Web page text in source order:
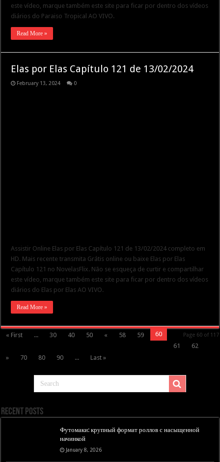
este vídeo, marque também este site para ficar por dentro dos vídeos
diários do Paraiso Tropical AO VIVO.
Read More »
Elas por Elas Capítulo 121 de 13/02/2024
February 13, 2024 0
Assistir Online Elas por Elas Capítulo 121 de 13/02/2024 completo em
HD. Mais recente transmita Grátis online ou baixe Elas por Elas
Capítulo 121 no NovelasFlix. Não se esqueça de curtir e compartilhar
este vídeo, marque também este site para ficar por dentro dos vídeos
diários do Elas por Elas AO VIVO.
Read More »
Page 60 of 117
« First ... 30 40 50 « 58 59
60
61
62
»
70 80 90 ... Last »
Recent Posts
Футомаки: крупный формат роллов с насыщенной
начинкой
January 8, 2026